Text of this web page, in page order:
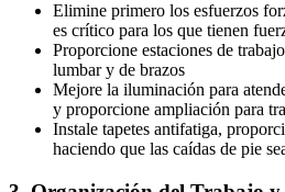
Elimine primero los esfuerzos
es crítico para los que tienen
Proporcione estaciones de
lumbar y de brazos
Mejore la iluminación para
y proporcione ampliación para
Instale tapetes antifatiga,
haciendo que las caídas de pie